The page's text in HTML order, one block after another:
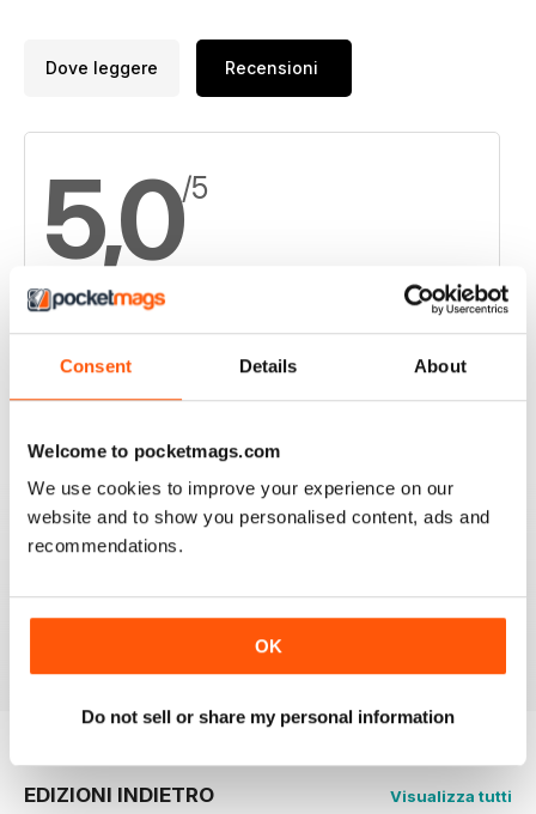
Consent Details About
Welcome to pocketmags.com
We use cookies to improve your experience on our
website and to show you personalised content, ads and
recommendations.
OK
Do not sell or share my personal information
Dove leggere Recensioni
5,0/5
3
2
1
EDIZIONI INDIETRO Visualizza tutti